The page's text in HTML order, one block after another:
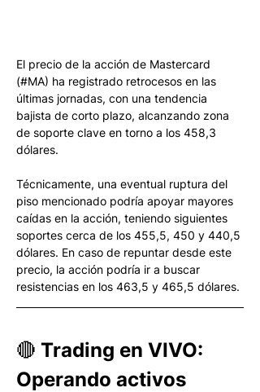
El precio de la acción de Mastercard
(#MA) ha registrado retrocesos en las
últimas jornadas, con una tendencia
bajista de corto plazo, alcanzando zona
de soporte clave en torno a los 458,3
dólares.
Técnicamente, una eventual ruptura del
piso mencionado podría apoyar mayores
caídas en la acción, teniendo siguientes
soportes cerca de los 455,5, 450 y 440,5
dólares. En caso de repuntar desde este
precio, la acción podría ir a buscar
resistencias en los 463,5 y 465,5 dólares.
🔴 Trading en VIVO:
Operando activos